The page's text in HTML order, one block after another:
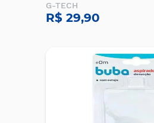
G-TECH
R$ 29,90